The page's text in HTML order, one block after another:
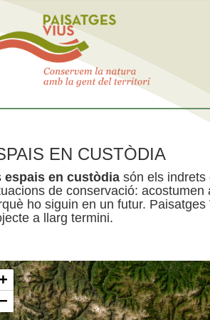
EN CUSTÒDIA
espais en custòdia són els indrets
de conservació:
ho siguin en un futur.
a llarg termini.
+